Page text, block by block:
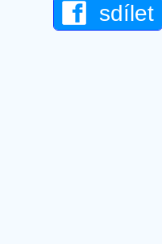
sdílet